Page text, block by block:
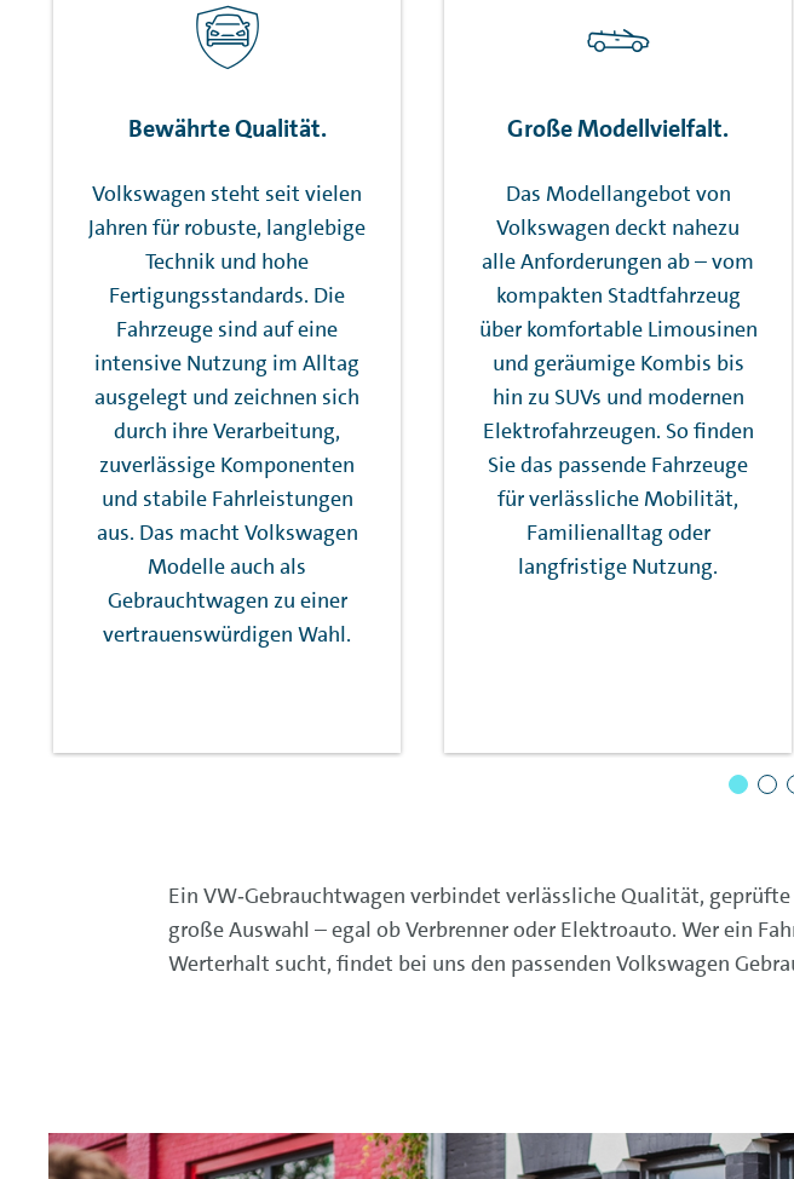
Bewährte Qualität.
Volkswagen steht seit vielen
Jahren für robuste, langlebige
Technik und hohe
Fertigungsstandards. Die
Fahrzeuge sind auf eine
intensive Nutzung im Alltag
ausgelegt und zeichnen sich
durch ihre Verarbeitung,
zuverlässige Komponenten
und stabile Fahrleistungen
aus. Das macht Volkswagen
Modelle auch als
Gebrauchtwagen zu einer
vertrauenswürdigen Wahl.
Große Modellvielfalt.
Das Modellangebot von
Volkswagen deckt nahezu
alle Anforderungen ab – vom
kompakten Stadtfahrzeug
über komfortable Limousinen
und geräumige Kombis bis
hin zu SUVs und modernen
Elektrofahrzeugen. So finden
Sie das passende Fahrzeuge
für verlässliche Mobilität,
Familienalltag oder
langfristige Nutzung.
Ein VW‑Gebrauchtwagen verbindet verlässliche Qualität,
große Auswahl – egal ob Verbrenner oder Elektroauto. Wer ein
Werterhalt sucht, findet bei uns den passenden Volkswagen